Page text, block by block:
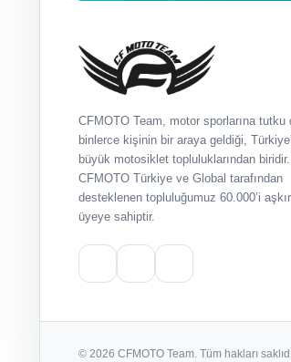
CFMOTO Team, motor sporlarına tutku
binlerce kişinin bir araya geldiği,
büyük motosiklet topluluklarından biridir.
CFMOTO Türkiye ve Global tarafından
desteklenen topluluğumuz 60.000’i
üyeye sahiptir.
© 2026 CFMOTO Team. Tüm hakları